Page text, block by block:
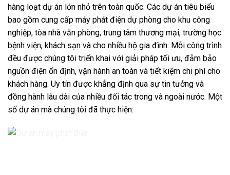
hàng loạt dự án lớn nhỏ trên toàn quốc. Các dự án tiêu biểu
bao gồm cung cấp máy phát điện dự phòng cho khu công
nghiệp, tòa nhà văn phòng, trung tâm thương mại, trường học
bệnh viện, khách sạn và cho nhiều hộ gia đình. Mỗi công trình
đều được chúng tôi triển khai với giải pháp tối ưu, đảm bảo
nguồn điện ổn định, vận hành an toàn và tiết kiệm chi phí cho
khách hàng. Uy tín được khẳng định qua sự tin tưởng và
đồng hành lâu dài của nhiều đối tác trong và ngoài nước. Một
số dự án mà chúng tôi đã thực hiện: